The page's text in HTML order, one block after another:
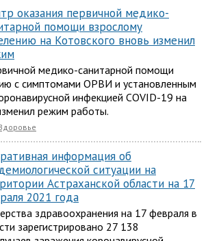
оказания первичной медико-
помощи взрослому
на Котовского вновь изменил
медико-санитарной помощи
с симптомами ОРВИ и установленным
инфекцией COVID-19 на
режим работы.
информация об
ситуации на
Астраханской области на 17
2021 года
здравоохранения на 17 февраля в
зарегистрировано 27 138